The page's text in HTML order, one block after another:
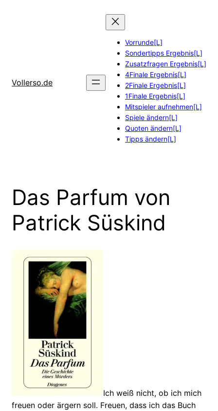
Vollerso.de
Vorrunde[L]
Sondertipps Ergebnis[L]
Zusatzfragen Ergebnis[L]
4Finale Ergebnis[L]
2Finale Ergebnis[L]
1Finale Ergebnis[L]
Mitspieler aufnehmen[L]
Spiele ändern[L]
Quoten ändern[L]
Tipps ändern[L]
Das Parfum von
Patrick Süskind
Ich weiß nicht, ob ich mich
freuen oder ärgern soll. Freuen, dass ich das Buch